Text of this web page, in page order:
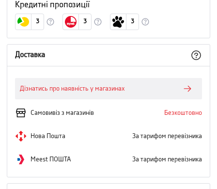
Кредитні пропозиції
3 3 3
Доставка
Дізнатись про наявність у магазинах
Самовивіз з магазинів Безкоштовно
Нова Пошта За тарифом перевізника
Meest ПОШТА За тарифом перевізника